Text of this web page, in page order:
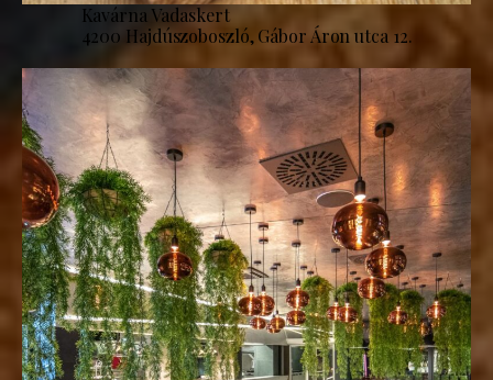
Kavárna Vadaskert
4200 Hajdúszoboszló, Gábor Áron utca 12.